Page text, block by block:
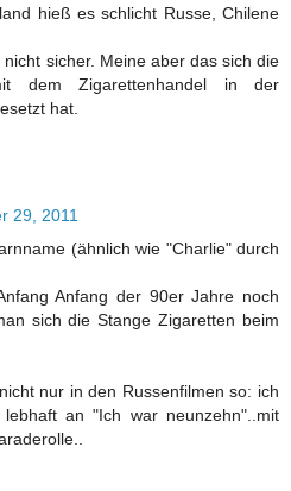
hieß es schlicht Russe, Chilene
sicher. Meine aber das sich die
dem Zigarettenhandel in der
hat.
29, 2011
(ähnlich wie "Charlie" durch
Anfang der 90er Jahre noch
sich die Stange Zigaretten beim
nur in den Russenfilmen so: ich
an "Ich war neunzehn"..mit